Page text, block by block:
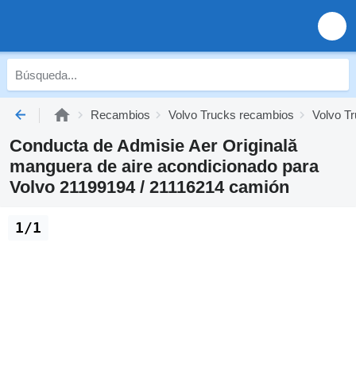
Recambios Volvo Trucks recambios Volvo
Conducta de Admisie Aer Originală
manguera de aire acondicionado para
Volvo 21199194 / 21116214 camión
1/1